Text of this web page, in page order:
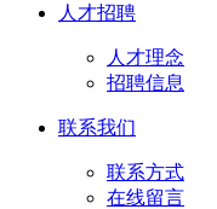
人才招聘
人才理念
招聘信息
联系我们
联系方式
在线留言